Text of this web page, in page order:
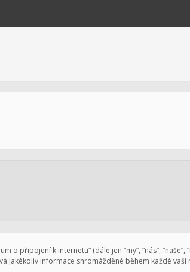
o připojení k internetu“ (dále jen “my”, “nás”,
jakékoliv informace shromážděné během každé vaší